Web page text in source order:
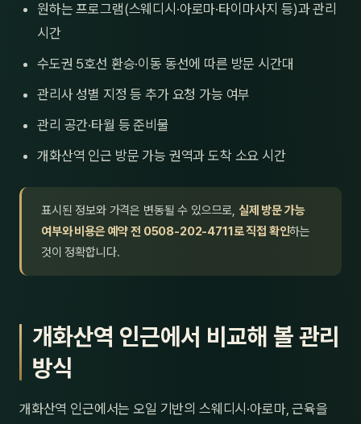
원하는 프로그램(스웨디시·아로마·타이마사지 등)과 관리
시간
수도권 5호선 환승·이동 동선에 따른 방문 시간대
관리사 성별 지정 등 추가 요청 가능 여부
관리 공간·타월 등 준비물
개화산역 인근 방문 가능 권역과 도착 소요 시간
표시된 정보와 가격은 변동될 수 있으므로, 실제 방문 가능
여부와 비용은 예약 전 0508-202-4711로 직접 확인하는
것이 정확합니다.
개화산역 인근에서 비교해 볼 관리
방식
개화산역 인근에서는 오일 기반의 스웨디시·아로마, 근육을